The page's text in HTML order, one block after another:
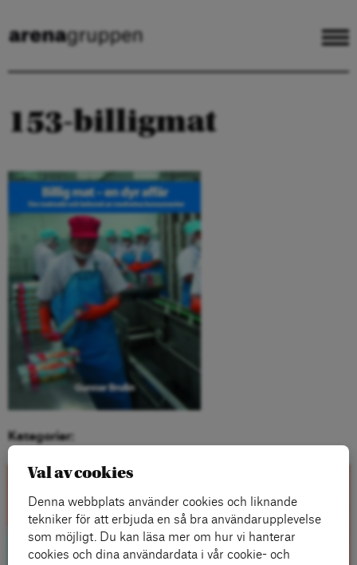
153-billigmat
Kategorier:
Kontakta oss
Val av cookies
Denna webbplats använder cookies och liknande
tekniker för att erbjuda en så bra användarupplevelse
som möjligt. Du kan läsa mer om hur vi hanterar
cookies och dina användardata i vår cookie- och